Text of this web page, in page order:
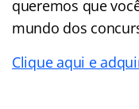
queremos que
mundo dos
Clique aqui e